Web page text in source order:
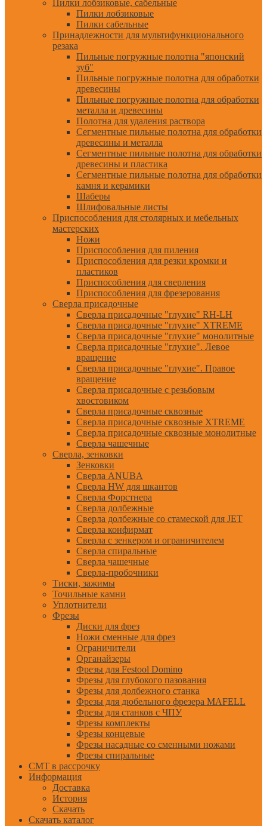
Пилки лобзиковые, сабельные
Пилки лобзиковые
Пилки сабельные
Принадлежности для мультифункционального
резака
Пильные погружные полотна "японский
зуб"
Пильные погружные полотна для обработки
древесины
Пильные погружные полотна для обработки
металла и древесины
Полотна для удаления раствора
Сегментные пильные полотна для обработки
древесины и металла
Сегментные пильные полотна для обработки
древесины и пластика
Сегментные пильные полотна для обработки
камня и керамики
Шаберы
Шлифовальные листы
Приспособления для столярных и мебельных
мастерских
Ножи
Приспособления для пиления
Приспособления для резки кромки и
пластиков
Приспособления для сверления
Приспособления для фрезерования
Сверла присадочные
Сверла присадочные "глухие" RH-LH
Сверла присадочные "глухие" XTREME
Сверла присадочные "глухие" монолитные
Сверла присадочные "глухие". Левое
вращение
Сверла присадочные "глухие". Правое
вращение
Сверла присадочные с резьбовым
хвостовиком
Сверла присадочные сквозные
Сверла присадочные сквозные XTREME
Сверла присадочные сквозные монолитные
Сверла чашечные
Сверла, зенковки
Зенковки
Сверла ANUBA
Сверла HW для шкантов
Сверла Форстнера
Сверла долбежные
Сверла долбежные со стамеской для JET
Сверла конфирмат
Сверла с зенкером и ограничителем
Сверла спиральные
Сверла чашечные
Сверла-пробочники
Тиски, зажимы
Точильные камни
Уплотнители
Фрезы
Диски для фрез
Ножи сменные для фрез
Ограничители
Органайзеры
Фрезы для Festool Domino
Фрезы для глубокого пазования
Фрезы для долбежного станка
Фрезы для дюбельного фрезера MAFELL
Фрезы для станков с ЧПУ
Фрезы комплекты
Фрезы концевые
Фрезы насадные со сменными ножами
Фрезы спиральные
CMT в рассрочку
Информация
Доставка
История
Скачать
Скачать каталог